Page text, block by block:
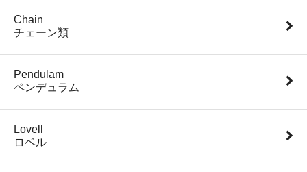
Chain
チェーン類
Pendulam
ペンデュラム
Lovell
ロベル